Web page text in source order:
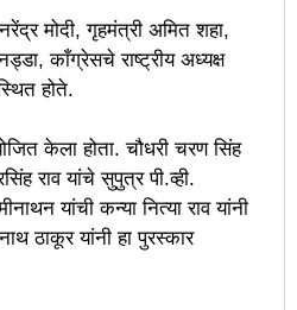
मोदी, गृहमंत्री अमित शहा,
काँग्रेसचे राष्ट्रीय अध्यक्ष
होते.
केला होता. चौधरी चरण सिंह
राव यांचे सुपुत्र पी.व्ही.
यांची कन्या नित्या राव यांनी
ठाकूर यांनी हा पुरस्कार